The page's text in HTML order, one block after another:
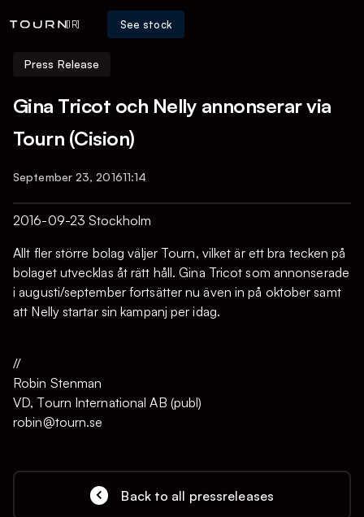
[IR] See stock
Press Release
Gina Tricot och Nelly annonserar via
Tourn (Cision)
September 23, 201611:14
2016-09-23 Stockholm
Allt fler större bolag väljer Tourn, vilket är ett bra tecken på
bolaget utvecklas åt rätt håll. Gina Tricot som annonserade
i augusti/september fortsätter nu även in på oktober samt
att Nelly startar sin kampanj per idag.
//
Robin Stenman
VD, Tourn International AB (publ)
robin@tourn.se
Back to all pressreleases